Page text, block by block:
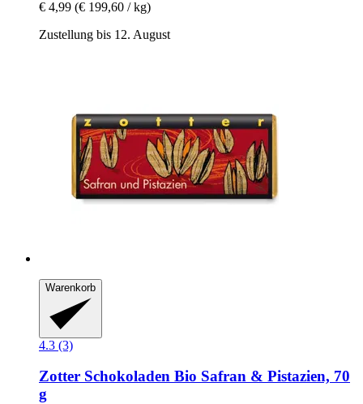
€ 4,99 (€ 199,60 / kg)
Zustellung bis 12. August
Warenkorb
4.3 (3)
Zotter Schokoladen Bio Safran & Pistazien, 70
g